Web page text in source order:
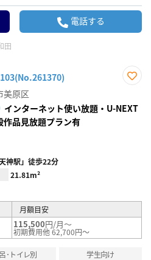
電話する
田
り登
録
美原区
インターネット使い放題・U-NEXT
作品見放題プラン有
神駅」徒歩22分
21.81m²
月額目安
115,500円/月～
初期費用他 62,700円～
･トイレ別
学生向け